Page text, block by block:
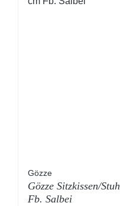
Gözze
Gözze Sitzkissen/
Fb. Salbei